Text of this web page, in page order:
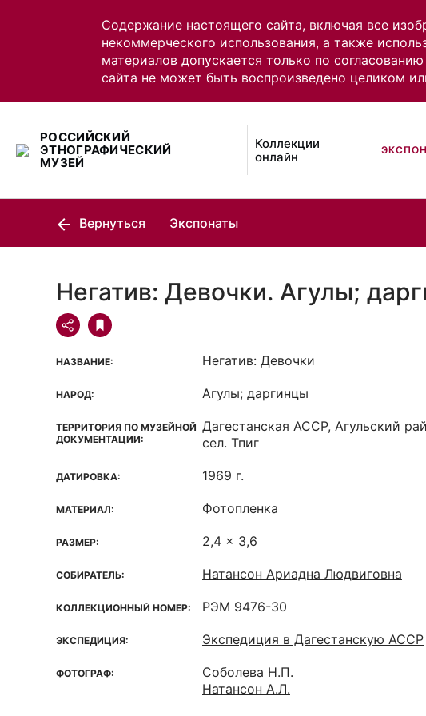
Содержание настоящего сайта, включая все
некоммерческого использования, а также
материалов допускается только по
сайта не может быть воспроизведено целиком
РОССИЙСКИЙ
ЭТНОГРАФИЧЕСКИЙ
МУЗЕЙ
Коллекции
онлайн
Вернуться Экспонаты
Негатив: Девочки. Агулы;
НАЗВАНИЕ: Негатив: Девочки
НАРОД: Агулы; даргинцы
ТЕРРИТОРИЯ ПО МУЗЕЙНОЙ
ДОКУМЕНТАЦИИ:
Дагестанская ACCP, Агульский
сел. Тпиг
ДАТИРОВКА: 1969 г.
МАТЕРИАЛ: Фотопленка
РАЗМЕР: 2,4 x 3,6
СОБИРАТЕЛЬ: Натансон Ариадна Людвиговна
КОЛЛЕКЦИОННЫЙ НОМЕР: РЭМ 9476-30
ЭКСПЕДИЦИЯ: Экспедиция в Дагестанскую АССР
ФОТОГРАФ:
Соболева Н.П.
Натансон А.Л.